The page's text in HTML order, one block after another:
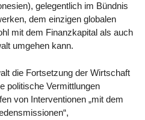
gelegentlich im Bündnis
dem einzigen globalen
mit dem Finanzkapital als auch
umgehen kann.
die Fortsetzung der Wirtschaft
politische Vermittlungen
von Interventionen „mit dem